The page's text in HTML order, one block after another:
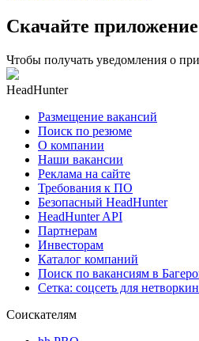
Скачайте приложение
Чтобы получать уведомления о
HeadHunter
Размещение вакансий
Поиск по резюме
О компании
Наши вакансии
Реклама на сайте
Требования к ПО
Безопасный HeadHunter
HeadHunter API
Партнерам
Инвесторам
Каталог компаний
Поиск по вакансиям в
Сетка: соцсеть для
Соискателям